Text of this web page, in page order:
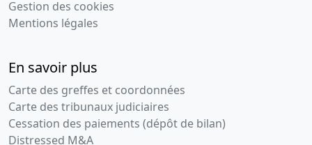
Gestion des cookies
Mentions légales
En savoir plus
Carte des greffes et coordonnées
Carte des tribunaux judiciaires
Cessation des paiements (dépôt de bilan)
Distressed M&A